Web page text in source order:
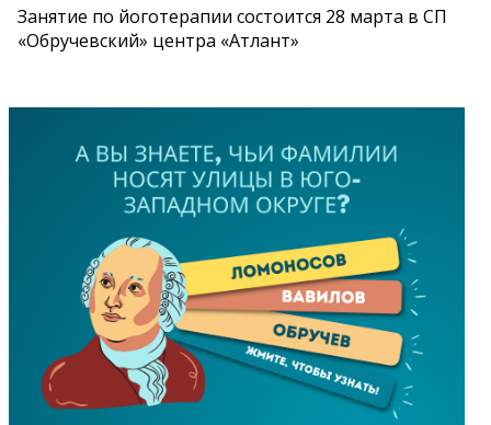
Занятие по йоготерапии состоится 28 марта в СП
«Обручевский» центра «Атлант»